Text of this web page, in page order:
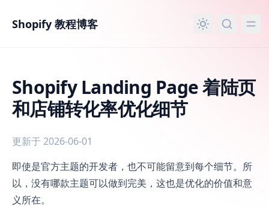
Shopify 教程博客
Shopify Landing Page 着陆页
和店铺转化率优化细节
更新于 2026-06-01
Shopify Landing Page 着陆页和店铺转化率优化细节
即使是官方主题的开发者，也不可能留意到每个细节。所
以，没有哪款主题可以做到完美，这也是优化的价值和意
义所在。